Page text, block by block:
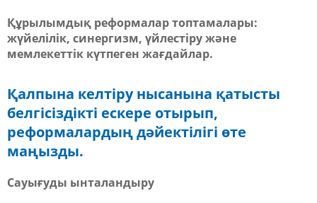
Құрылымдық реформалар топтамалары:
жүйелілік, синергизм, үйлестіру және
мемлекеттік күтпеген жағдайлар.
Қалпына келтіру нысанына қатысты
белгісіздікті ескере отырып,
реформалардың дәйектілігі өте
маңызды.
Сауығуды ынталандыру